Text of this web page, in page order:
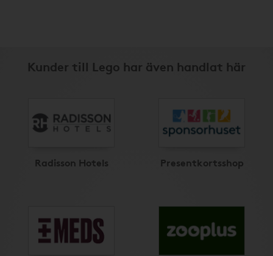
Kunder till Lego har även handlat här
Radisson Hotels Presentkortsshop